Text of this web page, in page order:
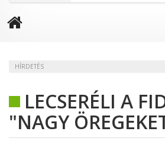
HÍRDETÉS
LECSERÉLI A
"NAGY